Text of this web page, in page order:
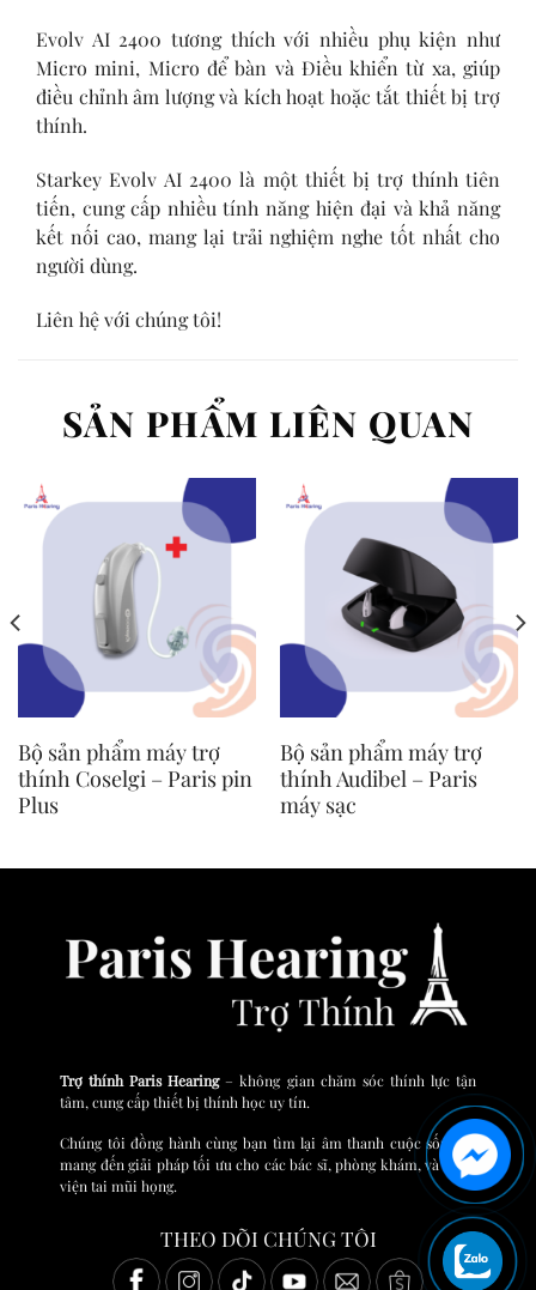
Evolv AI 2400 tương thích với nhiều phụ kiện như
Micro mini, Micro để bàn và Điều khiển từ xa, giúp
điều chỉnh âm lượng và kích hoạt hoặc tắt thiết bị trợ
thính.
Starkey Evolv AI 2400 là một thiết bị trợ thính tiên
tiến, cung cấp nhiều tính năng hiện đại và khả năng
kết nối cao, mang lại trải nghiệm nghe tốt nhất cho
người dùng.
Liên hệ với chúng tôi!
SẢN PHẨM LIÊN QUAN
Bộ sản phẩm máy trợ
thính Coselgi – Paris pin
Plus
Bộ sản phẩm máy trợ
thính Audibel – Paris
máy sạc
Trợ thính Paris Hearing– không gian chăm sóc thính lực tận
tâm, cung cấp thiết bị thính học uy tín.
Chúng tôi đồng hành cùng bạn tìm lại âm thanh cuộc sống và
mang đến giải pháp tối ưu cho các bác sĩ, phòng khám, và bệnh
viện tai mũi họng.
THEO DÕI CHÚNG TÔI